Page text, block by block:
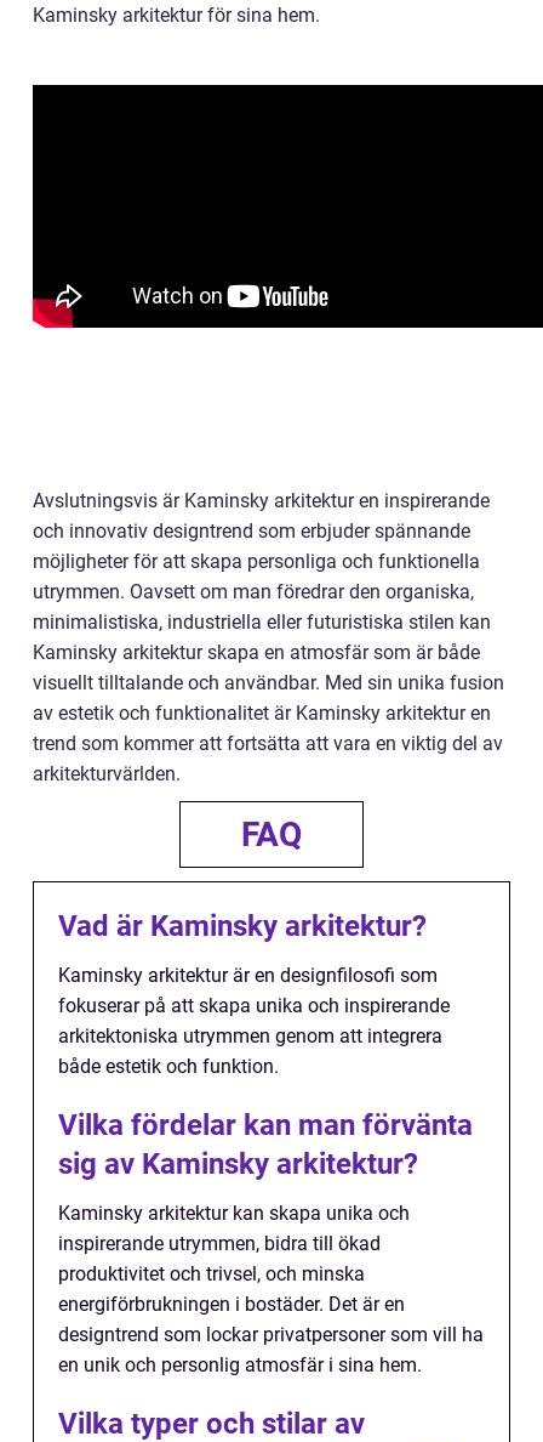
Kaminsky arkitektur för sina hem.
Avslutningsvis är Kaminsky arkitektur en inspirerande
och innovativ designtrend som erbjuder spännande
möjligheter för att skapa personliga och funktionella
utrymmen. Oavsett om man föredrar den organiska,
minimalistiska, industriella eller futuristiska stilen kan
Kaminsky arkitektur skapa en atmosfär som är både
visuellt tilltalande och användbar. Med sin unika fusion
av estetik och funktionalitet är Kaminsky arkitektur en
trend som kommer att fortsätta att vara en viktig del av
arkitekturvärlden.
FAQ
Vad är Kaminsky arkitektur?
Kaminsky arkitektur är en designfilosofi som
fokuserar på att skapa unika och inspirerande
arkitektoniska utrymmen genom att integrera
både estetik och funktion.
Vilka fördelar kan man förvänta
sig av Kaminsky arkitektur?
Kaminsky arkitektur kan skapa unika och
inspirerande utrymmen, bidra till ökad
produktivitet och trivsel, och minska
energiförbrukningen i bostäder. Det är en
designtrend som lockar privatpersoner som vill ha
en unik och personlig atmosfär i sina hem.
Vilka typer och stilar av